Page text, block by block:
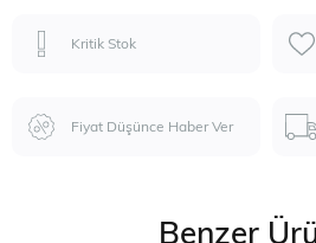
Kritik Stok
Fiyat Düşünce Haber Ver
Benzer